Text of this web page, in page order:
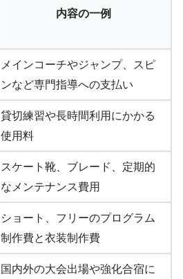
内容の一例
メインコーチやジャンプ、スピ
ンなど専門指導への支払い
貸切練習や長時間利用にかかる
使用料
スケート靴、ブレード、定期的
なメンテナンス費用
ショート、フリーのプログラム
制作費と衣装制作費
国内外の大会出場や強化合宿に